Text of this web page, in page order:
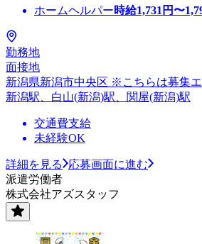
ホームヘルパー時給1,731 円〜
勤務地
面接地
新潟県新潟市中央区 ※こちらは募集エ
新潟駅、白山(新潟)駅、関屋(新潟)駅
交通費支給
未経験OK
詳細を見る
応募画面に進む
派遣労働者
株式会社アズスタッフ